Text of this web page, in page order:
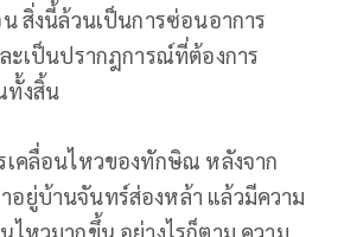
สิ่งนี้ล้วนเป็นการซ่อนอาการ
ละเป็นปรากฎการณ์ที่ต้องการ
ทั้งสิ้น
เคลื่อนไหวของทักษิณ หลังจาก
อยู่บ้านจันทร์ส่องหล้า แล้วมีความ
ไหวมากขึ้น อย่างไรก็ตาม ความ